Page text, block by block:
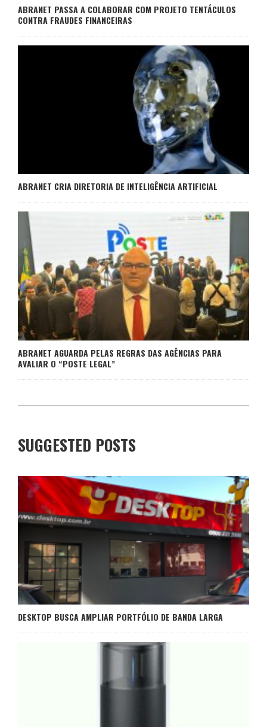
ABRANET PASSA A COLABORAR COM PROJETO TENTÁCULOS
CONTRA FRAUDES FINANCEIRAS
ABRANET CRIA DIRETORIA DE INTELIGÊNCIA ARTIFICIAL
ABRANET AGUARDA PELAS REGRAS DAS AGÊNCIAS PARA
AVALIAR O “POSTE LEGAL”
SUGGESTED POSTS
DESKTOP BUSCA AMPLIAR PORTFÓLIO DE BANDA LARGA